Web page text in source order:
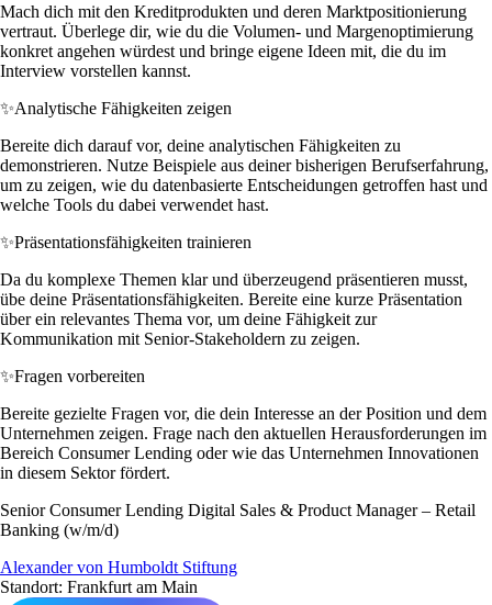
Mach dich mit den Kreditprodukten und deren Marktpositionierung
vertraut. Überlege dir, wie du die Volumen- und Margenoptimierung
konkret angehen würdest und bringe eigene Ideen mit, die du im
Interview vorstellen kannst.
✨Analytische Fähigkeiten zeigen
Bereite dich darauf vor, deine analytischen Fähigkeiten zu
demonstrieren. Nutze Beispiele aus deiner bisherigen Berufserfahrung,
um zu zeigen, wie du datenbasierte Entscheidungen getroffen hast und
welche Tools du dabei verwendet hast.
✨Präsentationsfähigkeiten trainieren
Da du komplexe Themen klar und überzeugend präsentieren musst,
übe deine Präsentationsfähigkeiten. Bereite eine kurze Präsentation
über ein relevantes Thema vor, um deine Fähigkeit zur
Kommunikation mit Senior-Stakeholdern zu zeigen.
✨Fragen vorbereiten
Bereite gezielte Fragen vor, die dein Interesse an der Position und dem
Unternehmen zeigen. Frage nach den aktuellen Herausforderungen im
Bereich Consumer Lending oder wie das Unternehmen Innovationen
in diesem Sektor fördert.
Senior Consumer Lending Digital Sales & Product Manager – Retail
Banking (w/m/d)
Alexander von Humboldt Stiftung
Standort: Frankfurt am Main